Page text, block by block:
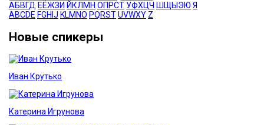
АБВГД ЕЁЖЗИ Й КЛ М Н ОП РСТ УФХЦЧ Ш ЩЫ ЭЮ Я
ABCDE FGH J KLM NO PQRSTUVWXY Z
Новые спикеры
Иван Крутько
Катерина Игрунова